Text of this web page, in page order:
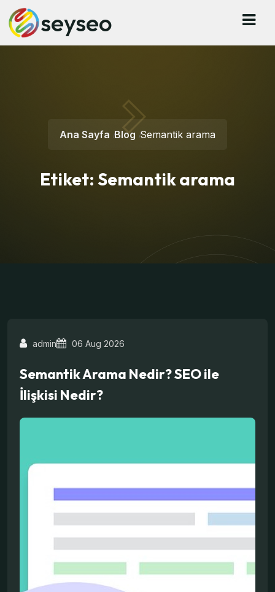
seyseo
Ana Sayfa Blog Semantik arama
Etiket: Semantik arama
admin 06 Aug 2026
Semantik Arama Nedir? SEO ile
İlişkisi Nedir?